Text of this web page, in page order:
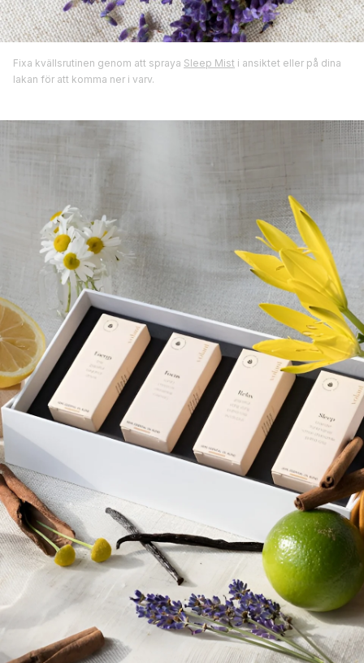
Fixa kvällsrutinen genom att spraya Sleep Mist i ansiktet eller på dina
lakan för att komma ner i varv.